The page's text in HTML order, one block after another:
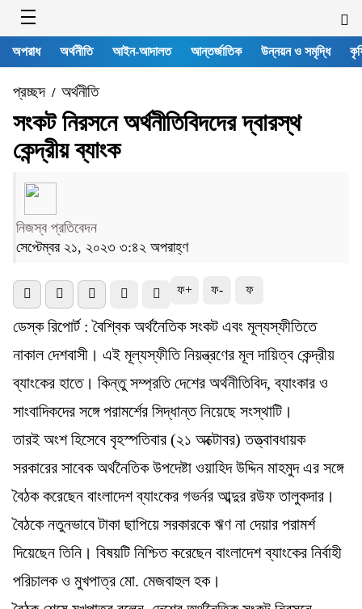
অপরাধ অর্থনীতি আইন-আদালত আন্তর্জাতিক উন্নয়ন ও সমৃদ্ধি
প্রচ্ছদ/ অর্থনীতি
সংকট নিরসনে অর্থনীতিবিদদের দ্বারস্থ
কেন্দ্রীয় ব্যাংক
নিজস্ব প্রতিবেদন
সেপ্টেম্বর ২১, ২০২৩ ৩:৪২ অপরাহ্ণ
ফ+ ফ- ফ
ডেস্ক রিপোর্ট : বৈশ্বিক অর্থনৈতিক সংকট এবং মূল্যস্ফীতিতে
নাকাল দেশবাসী। এই মূল্যস্ফীতি নিয়ন্ত্রণের মূল দায়িত্ব কেন্দ্রীয়
ব্যাংকের হাতে। কিন্তু সম্প্রতি দেশের অর্থনীতিবিদ, ব্যাংকার ও
সাংবাদিকদের সঙ্গে পরামর্শের সিদ্ধান্ত নিয়েছে সংস্থাটি।
তারই অংশ হিসেবে বৃহস্পতিবার (২১ অক্টোবর) তত্ত্বাবধায়ক
সরকারের সাবেক অর্থনৈতিক উপদেষ্টা ওয়াহিদ উদ্দিন মাহমুদ এর সঙ্গে
বৈঠক করেছেন বাংলাদেশ ব্যাংকের গভর্নর আব্দুর রউফ তালুকদার।
বৈঠকে নতুনভাবে টাকা ছাপিয়ে সরকারকে ঋণ না দেয়ার পরামর্শ
দিয়েছেন তিনি। বিষয়টি নিশ্চিত করেছেন বাংলাদেশ ব্যাংকের নির্বাহী
পরিচালক ও মুখপাত্র মো. মেজবাহুল হক।